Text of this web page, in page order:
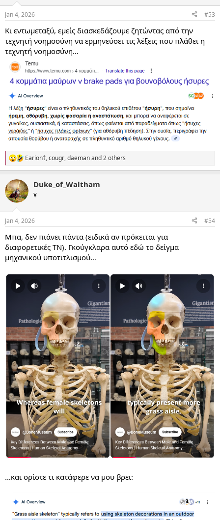
s
Jan 4, 2026 #53
Κι εντωμεταξύ, εμείς διασκεδάζουμε ζητώντας από την
τεχνητή νοημοσύνη να ερμηνεύσει τις λέξεις που πλάθει η
τεχνητή νοημοσύνη...
R
e
c
t
i
s
Earion†,cougr,daemanand 2 others
Duke_of_Waltham
¥
Jan 4, 2026 #54
Μπα, δεν πιάνει πάντα (ειδικά αν πρόκειται για
διαφορετικές ΤΝ). Γκούγκλαρα αυτό εδώ το δείγμα
μηχανικού υποτιτλισμού…
…και ορίστε τι κατάφερε να μου βρει: